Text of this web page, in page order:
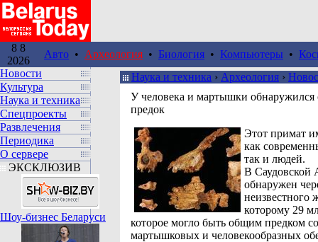
8 8
2026
Авто • Археология • Биология • Компьютеры •
Новости
Культура
Наука и техника
Спецпроекты
Развлечения
Периодика
О сервере
ЭКСКЛЮЗИВ
Шоу-бизнес Беларуси
Наука и техника › Археология ›
У человека и мартышки
предок
Этот примат
как
так и людей.
В Саудовской
обнаружен
неизвестного
которому 29
которое могло быть общим предком
мартышковых и человекообразных